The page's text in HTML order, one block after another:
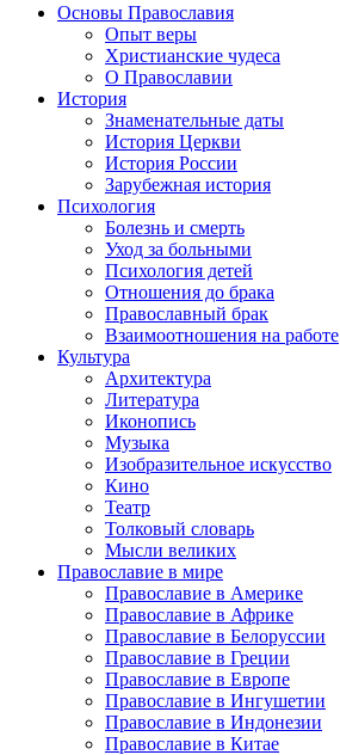
Основы Православия
Опыт веры
Христианские чудеса
О Православии
История
Знаменательные даты
История Церкви
История России
Зарубежная история
Психология
Болезнь и смерть
Уход за больными
Психология детей
Отношения до брака
Православный брак
Взаимоотношения на работе
Культура
Архитектура
Литература
Иконопись
Музыка
Изобразительное искусство
Кино
Театр
Толковый словарь
Мысли великих
Православие в мире
Православие в Америке
Православие в Африке
Православие в Белоруссии
Православие в Греции
Православие в Европе
Православие в Ингушетии
Православие в Индонезии
Православие в Китае